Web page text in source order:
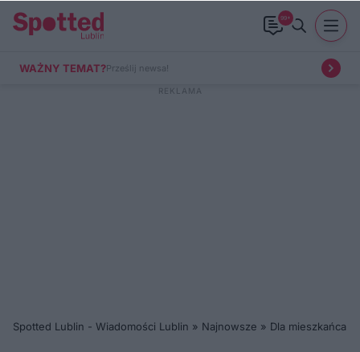
99+
WAŻNY TEMAT?Prześlij newsa!
Spotted Lublin - Wiadomości Lublin » Najnowsze » Dla mieszkańca